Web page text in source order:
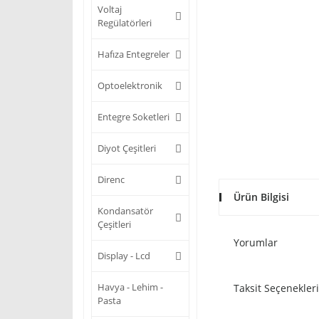
Voltaj
Regülatörleri
Hafıza Entegreler
Optoelektronik
Entegre Soketleri
Diyot Çeşitleri
Direnc
Kondansatör
Çeşitleri
Display - Lcd
Havya - Lehim -
Pasta
Ürün Bilgisi
Yorumlar
Taksit Seçenekleri